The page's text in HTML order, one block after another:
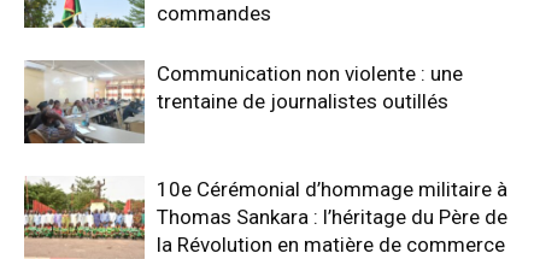
commandes
Communication non violente : une
trentaine de journalistes outillés
10e Cérémonial d’hommage militaire à
Thomas Sankara : l’héritage du Père de
la Révolution en matière de commerce